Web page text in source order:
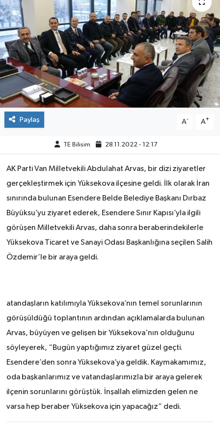
Paylaş A- A+
TE Bilisim 28.11.2022 - 12:17
AK Parti Van Milletvekili Abdulahat Arvas, bir dizi ziyaretler
gerçekleştirmek için Yüksekova ilçesine geldi. İlk olarak İran
sınırında bulunan Esendere Belde Belediye Başkanı Dırbaz
Büyüksu’yu ziyaret ederek, Esendere Sınır Kapısı’yla ilgili
görüşen Milletvekili Arvas, daha sonra beraberindekilerle
Yüksekova Ticaret ve Sanayi Odası Başkanlığına seçilen Salih
Özdemir’le bir araya geldi.
atandaşların katılımıyla Yüksekova’nın temel sorunlarının
görüşüldüğü toplantının ardından açıklamalarda bulunan
Arvas, büyüyen ve gelişen bir Yüksekova'nın olduğunu
söyleyerek, “Bugün yaptığımız ziyaret güzel geçti.
Esendere’den sonra Yüksekova’ya geldik. Kaymakamımız,
oda başkanlarımız ve vatandaşlarımızla bir araya gelerek
ilçenin sorunlarını görüştük. İnşallah elimizden gelen ne
varsa hep beraber Yüksekova için yapacağız” dedi.